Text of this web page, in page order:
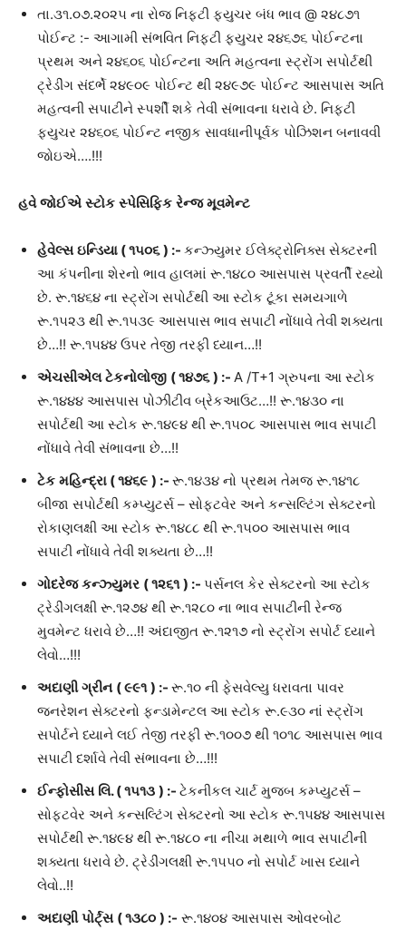
તા.૩૧.૦૭.૨૦૨૫ ના રોજ નિફટી ફ્યુચર બંધ ભાવ @ ૨૪૮૭૧
પોઈન્ટ :- આગામી સંભવિત નિફ્ટી ફ્યુચર ૨૪૬૭૬ પોઈન્ટના
પ્રથમ અને ૨૪૬૦૬ પોઈન્ટના અતિ મહત્વના સ્ટ્રોંગ સપોર્ટથી
ટ્રેડીંગ સંદર્ભે ૨૪૯૦૯ પોઈન્ટ થી ૨૪૯૭૯ પોઈન્ટ આસપાસ અતિ
મહત્વની સપાટીને સ્પર્શી શકે તેવી સંભાવના ધરાવે છે. નિફ્ટી
ફ્યુચર ૨૪૬૦૬ પોઈન્ટ નજીક સાવધાનીપૂર્વક પોઝિશન બનાવવી
જોઇએ….!!!
હવે જોઈએ સ્ટોક સ્પેસિફિક રેન્જ મૂવમેન્ટ
હેવેલ્સ ઇન્ડિયા (૧૫૦૬ ) :- કન્ઝ્યુમર ઈલેક્ટ્રોનિક્સ સેક્ટરની
આ કંપનીના શેરનો ભાવ હાલમાં રૂ.૧૪૮૦ આસપાસ પ્રવર્તી રહ્યો
છે. રૂ.૧૪૬૪ ના સ્ટ્રોંગ સપોર્ટથી આ સ્ટોક ટૂંકા સમયગાળે
રૂ.૧૫૨૩ થી રૂ.૧૫૩૯ આસપાસ ભાવ સપાટી નોંધાવે તેવી શક્યતા
છે…!! રૂ.૧૫૪૪ ઉપર તેજી તરફી ધ્યાન…!!
એચસીએલ ટેકનોલોજી (૧૪૭૬ ) :- A /T+1 ગ્રુપના આ સ્ટોક
રૂ.૧૪૪૪ આસપાસ પોઝીટીવ બ્રેકઆઉટ…!! રૂ.૧૪૩૦ ના
સપોર્ટથી આ સ્ટોક રૂ.૧૪૯૪ થી રૂ.૧૫૦૮ આસપાસ ભાવ સપાટી
નોંધાવે તેવી સંભાવના છે…!!
ટેક મહિન્દ્રા (૧૪૬૯ ) :- રૂ.૧૪૩૪ નો પ્રથમ તેમજ રૂ.૧૪૧૮
બીજા સપોર્ટથી કમ્પ્યુટર્સ – સોફ્ટવેર અને કન્સલ્ટિંગ સેક્ટરનો
રોકાણલક્ષી આ સ્ટોક રૂ.૧૪૮૮ થી રૂ.૧૫૦૦ આસપાસ ભાવ
સપાટી નોંધાવે તેવી શક્યતા છે…!!
ગોદરેજ કન્ઝ્યુમર (૧૨૬૧ ) :- પર્સનલ કેર સેક્ટરનો આ સ્ટોક
ટ્રેડીંગલક્ષી રૂ.૧૨૭૪ થી રૂ.૧૨૮૦ ના ભાવ સપાટીની રેન્જ
મુવમેન્ટ ધરાવે છે…!! અંદાજીત રૂ.૧૨૧૭ નો સ્ટ્રોંગ સપોર્ટ ધ્યાને
લેવો…!!!
અદાણી ગ્રીન (૯૯૧ ) :- રૂ.૧૦ ની ફેસવેલ્યુ ધરાવતા પાવર
જનરેશન સેક્ટરનો ફન્ડામેન્ટલ આ સ્ટોક રૂ.૯૩૦ નાં સ્ટ્રોંગ
સપોર્ટને ધ્યાને લઈ તેજી તરફી રૂ.૧૦૦૭ થી ૧૦૧૮ આસપાસ ભાવ
સપાટી દર્શાવે તેવી સંભાવના છે…!!!
ઈન્ફોસીસ લિ.(૧૫૧૩ ) :- ટેકનીકલ ચાર્ટ મુજબ કમ્પ્યુટર્સ –
સોફ્ટવેર અને કન્સલ્ટિંગ સેક્ટરનો આ સ્ટોક રૂ.૧૫૪૪ આસપાસ
સપોર્ટથી રૂ.૧૪૯૪ થી રૂ.૧૪૮૦ ના નીચા મથાળે ભાવ સપાટીની
શક્યતા ધરાવે છે. ટ્રેડીંગલક્ષી રૂ.૧૫૫૦ નો સપોર્ટ ખાસ ધ્યાને
લેવો..!!
અદાણી પોર્ટ્સ (૧૩૮૦ ) :- રૂ.૧૪૦૪ આસપાસ ઓવરબોટ